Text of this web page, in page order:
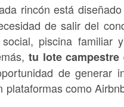
rincón está
de salir del
piscina familiar
tu lote campestre
de generar
como